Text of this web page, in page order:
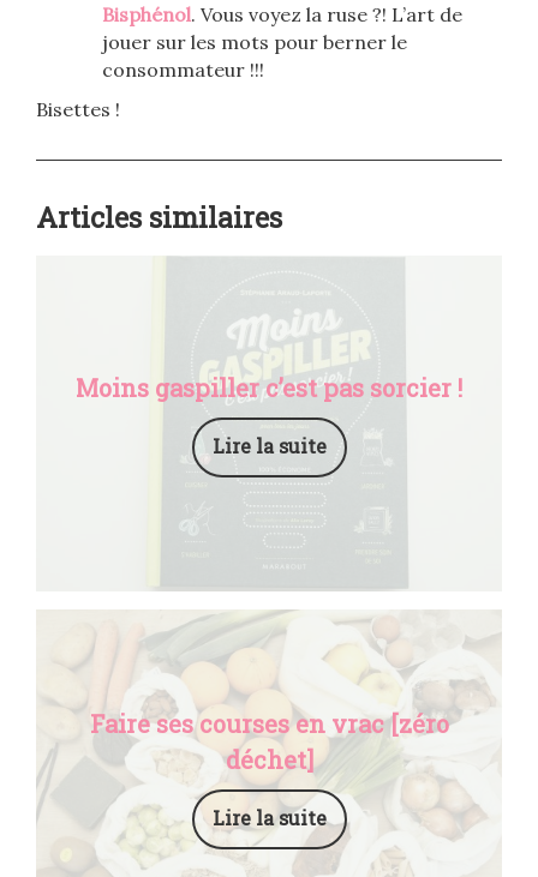
Bisphénol. Vous voyez la ruse ?! L’art de
jouer sur les mots pour berner le
consommateur !!!
Bisettes !
Articles similaires
Moins gaspiller c’est pas sorcier !
Lire la suite
Faire ses courses en vrac [zéro
déchet]
Lire la suite